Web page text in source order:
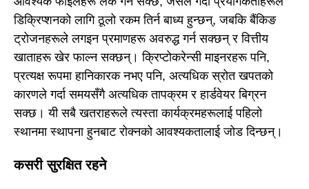
डिक्रिप्शनको लागि ठूलो रकम तिर्न बाध्य हुन्छन्, जबकि बैंकिङ
ट्रोजनहरूले लगइन प्रमाणहरू अवरुद्ध गर्न सक्छन् र वित्तीय
खाताहरू खेर फाल्न सक्छन्। क्रिप्टोकरेन्सी माइनरहरू पनि,
प्रत्यक्ष रूपमा हानिकारक नभए पनि, अत्यधिक स्रोत खपतको
कारणले गर्दा समयसँगै अत्यधिक तापक्रम र हार्डवेयर बिग्रन
सक्छ। यी सबै खतराहरूले त्यस्ता कार्यक्रमहरूलाई पहिलो
स्थानमा स्थापना हुनबाट रोक्नको आवश्यकतालाई जोड दिन्छन्।
कसरी सुरक्षित रहने